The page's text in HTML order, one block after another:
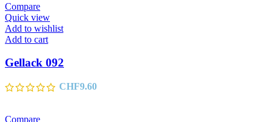
Compare
Quick view
Add to wishlist
Add to cart
Gellack 092
CHF9.60
Compare